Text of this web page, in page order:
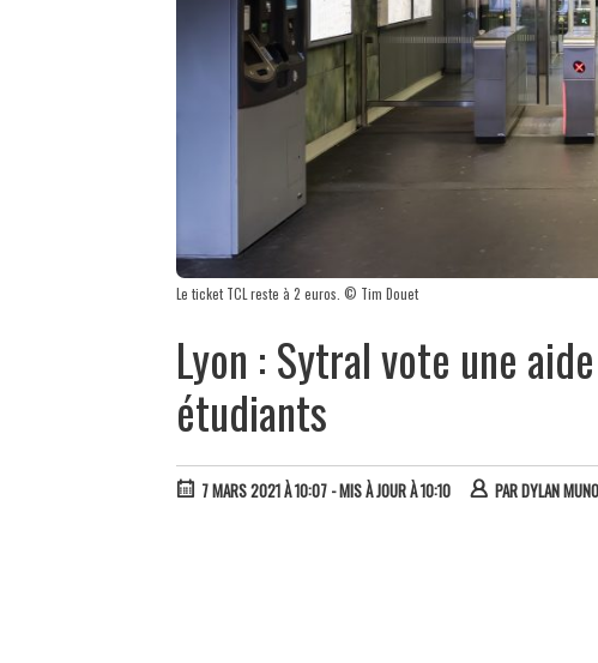
Le ticket TCL reste à 2 euros. © Tim Douet
Lyon : Sytral vote une
étudiants
7 MARS 2021 À 10:07 - MIS À JOUR À 10:10 PARDYLAN